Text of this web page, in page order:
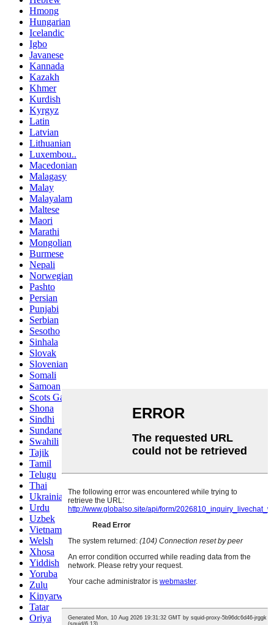
Hmong
Hungarian
Icelandic
Igbo
Javanese
Kannada
Kazakh
Khmer
Kurdish
Kyrgyz
Latin
Latvian
Lithuanian
Luxembou..
Macedonian
Malagasy
Malay
Malayalam
Maltese
Maori
Marathi
Mongolian
Burmese
Nepali
Norwegian
Pashto
Persian
Punjabi
Serbian
Sesotho
Sinhala
Slovak
Slovenian
Somali
Samoan
Scots Gaelic
Shona
Sindhi
Sundanese
Swahili
Tajik
Tamil
Telugu
Thai
Ukrainian
Urdu
Uzbek
Vietnamese
Welsh
Xhosa
Yiddish
Yoruba
Zulu
Kinyarwanda
Tatar
Oriya